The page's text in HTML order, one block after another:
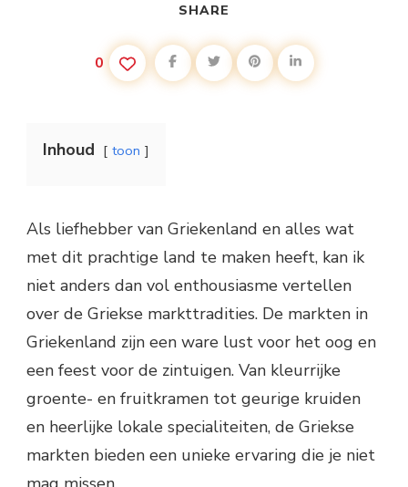
SHARE
0
Inhoud toon
Als liefhebber van Griekenland en alles wat
met dit prachtige land te maken heeft, kan ik
niet anders dan vol enthousiasme vertellen
over de Griekse markttradities. De markten in
Griekenland zijn een ware lust voor het oog en
een feest voor de zintuigen. Van kleurrijke
groente- en fruitkramen tot geurige kruiden
en heerlijke lokale specialiteiten, de Griekse
markten bieden een unieke ervaring die je niet